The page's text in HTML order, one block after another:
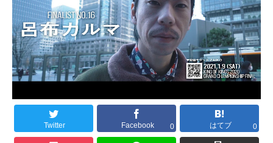
Twitter Facebook 0 はてブ 0